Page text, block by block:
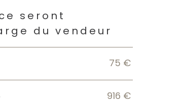
seront
du vendeur
75 €
916 €